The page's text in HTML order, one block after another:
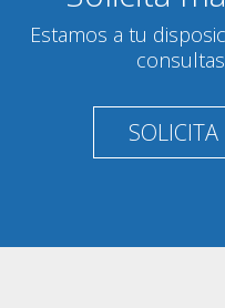
Estamos a tu